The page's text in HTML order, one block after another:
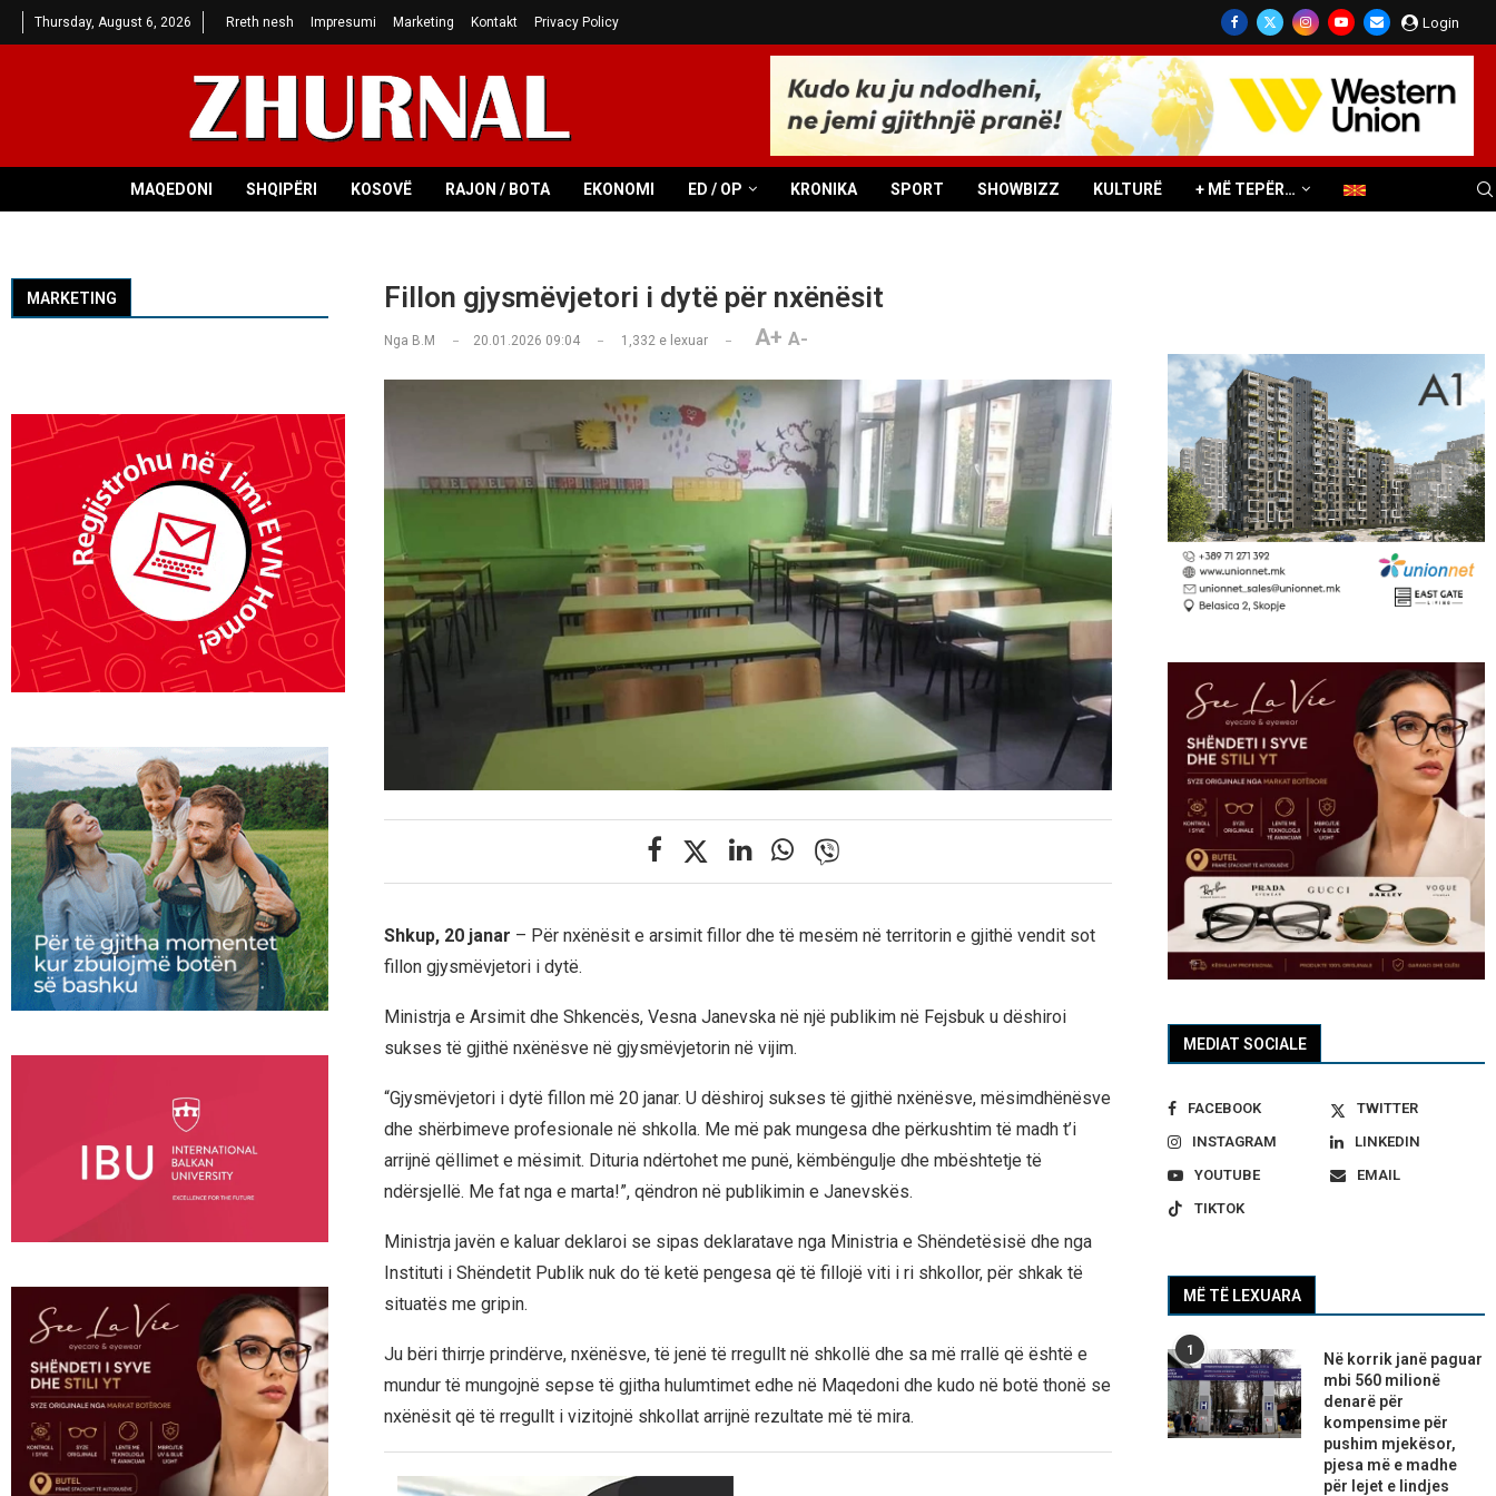
Thursday, August 6, 2026 Rreth nesh Impresumi Marketing Kontakt Privacy Policy Login
MAQEDONI SHQIPËRI KOSOVË RAJON / BOTA EKONOMI ED / OP KRONIKA SPORT SHOWBIZZ KULTURË + MË TEPËR…
Fillon gjysmëvjetori i dytë për nxënësit
Nga B.M 20.01.2026 09:04 1,332e lexuar A+ A-
Shkup, 20 janar – Për nxënësit e arsimit fillor dhe të mesëm në territorin e gjithë vendit sot
fillon gjysmëvjetori i dytë.
Ministrja e Arsimit dhe Shkencës, Vesna Janevska në një publikim në Fejsbuk u dëshiroi
sukses të gjithë nxënësve në gjysmëvjetorin në vijim.
“Gjysmëvjetori i dytë fillon më 20 janar. U dëshiroj sukses të gjithë nxënësve, mësimdhënësve
dhe shërbimeve profesionale në shkolla. Me më pak mungesa dhe përkushtim të madh t’i
arrijnë qëllimet e mësimit. Dituria ndërtohet me punë, këmbëngulje dhe mbështetje të
ndërsjellë. Me fat nga e marta!”, qëndron në publikimin e Janevskës.
Ministrja javën e kaluar deklaroi se sipas deklaratave nga Ministria e Shëndetësisë dhe nga
Instituti i Shëndetit Publik nuk do të ketë pengesa që të fillojë viti i ri shkollor, për shkak të
situatës me gripin.
Ju bëri thirrje prindërve, nxënësve, të jenë të rregullt në shkollë dhe sa më rrallë që është e
mundur të mungojnë sepse të gjitha hulumtimet edhe në Maqedoni dhe kudo në botë thonë se
nxënësit që të rregullt i vizitojnë shkollat arrijnë rezultate më të mira.
MEDIAT SOCIALE
FACEBOOK
TWITTER
INSTAGRAM
LINKEDIN
YOUTUBE
EMAIL
TIKTOK
MË TË LEXUARA
1
Në korrik janë paguar
mbi 560 milionë
denarë për
kompensime për
pushim mjekësor,
pjesa më e madhe
për lejet e lindjes
MARKETING